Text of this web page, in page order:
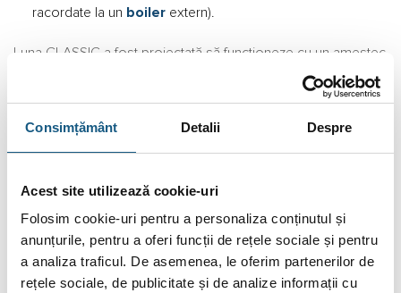
Consimțământ Detalii Despre
Acest site utilizează cookie-uri
Folosim cookie-uri pentru a personaliza conținutul și
anunțurile, pentru a oferi funcții de rețele sociale și pentru
a analiza traficul. De asemenea, le oferim partenerilor de
rețele sociale, de publicitate și de analize informații cu
racordate la un boilerextern).
Luna CLASSIC a fost proiectată să funcționeze cu un amestec
de până la 20% Hidrogen, obținându-se în acest fel o
reducere a emisiilor de CO2 cu 6% în comparație cu o
centrală ce funcționează 100% cu gaz natural.
• DIMENSIUNI COMPACTE (700x395x285) ce facilitează
instalarea în spații mici;
• SISTEM DE MODULARE ce adaptează puterea termică a
centralei la cererea clădirii deservite, optimizând nivelul de
confort. Numărul de porniri/opriri ale centralei este minimizat,